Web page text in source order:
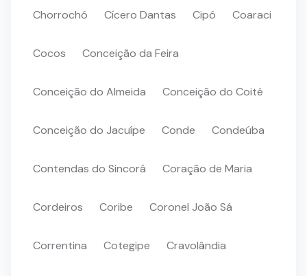
Chorrochó Cícero Dantas Cipó Coaraci
Cocos Conceição da Feira
Conceição do Almeida Conceição do Coité
Conceição do Jacuípe Conde Condeúba
Contendas do Sincorá Coração de Maria
Cordeiros Coribe Coronel João Sá
Correntina Cotegipe Cravolândia